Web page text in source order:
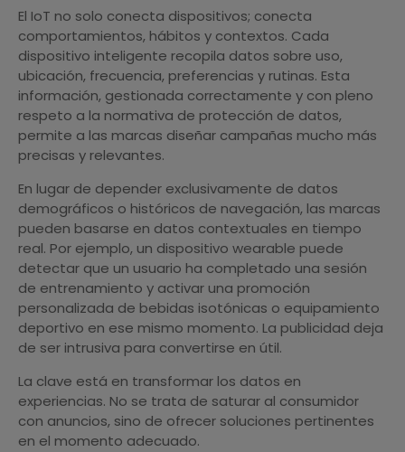
El IoT no solo conecta dispositivos; conecta
comportamientos, hábitos y contextos. Cada
dispositivo inteligente recopila datos sobre uso,
ubicación, frecuencia, preferencias y rutinas. Esta
información, gestionada correctamente y con pleno
respeto a la normativa de protección de datos,
permite a las marcas diseñar campañas mucho más
precisas y relevantes.
En lugar de depender exclusivamente de datos
demográficos o históricos de navegación, las marcas
pueden basarse en datos contextuales en tiempo
real. Por ejemplo, un dispositivo wearable puede
detectar que un usuario ha completado una sesión
de entrenamiento y activar una promoción
personalizada de bebidas isotónicas o equipamiento
deportivo en ese mismo momento. La publicidad deja
de ser intrusiva para convertirse en útil.
La clave está en transformar los datos en
experiencias. No se trata de saturar al consumidor
con anuncios, sino de ofrecer soluciones pertinentes
en el momento adecuado.